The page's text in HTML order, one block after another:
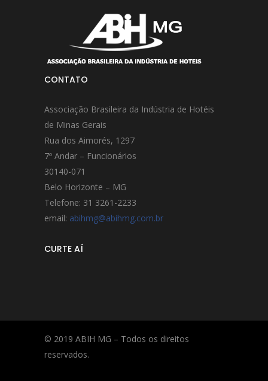
CONTATO
Associação Brasileira da Indústria de Hotéis
de Minas Gerais
Rua dos Aimorés, 1297
7º Andar – Funcionários
30140-071
Belo Horizonte – MG
Telefone: 31 3261-2233
email: abihmg@abihmg.com.br
CURTE AÍ
© 2019 ABIH MG – Todos os direitos
reservados.